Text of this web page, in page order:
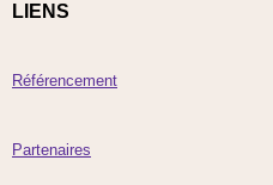
LIENS
Référencement
Partenaires